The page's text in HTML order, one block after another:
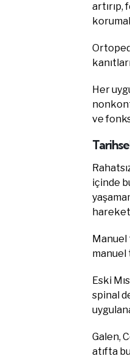
artırıp,
Her
ve
içinde
Manuel
manuel
Eski
spinal
Galen,
atıfta